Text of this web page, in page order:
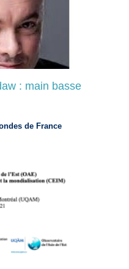
: main basse
de France